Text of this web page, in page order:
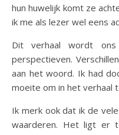
hun huwelijk komt ze
ik me als lezer wel eens
Dit verhaal wordt ons
perspectieven.
aan het woord. Ik had
moeite om in het verhaal
Ik merk ook dat ik de
waarderen. Het ligt er